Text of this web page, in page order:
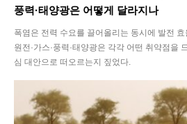
풍력·태양광은 어떻게 달라지나
폭염은 전력 수요를 끌어올리는 동시에 발전
원전·가스·풍력·태양광은 각각 어떤 취약점을
심 대안으로 떠오르는지 짚었다.